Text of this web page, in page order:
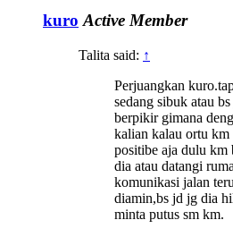
kuro Active Member
Talita said: ↑
Perjuangkan
sedang sibuk atau
berpikir gimana
kalian kalau ortu km
positibe aja dulu km
dia atau datangi
komunikasi jalan
diamin,bs jd jg dia
minta putus sm km.